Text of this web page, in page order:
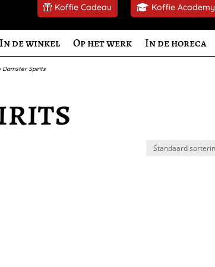
Koffie Cadeau Koffie Academy
In de winkel Op het werk In de horeca
Damster Spirits